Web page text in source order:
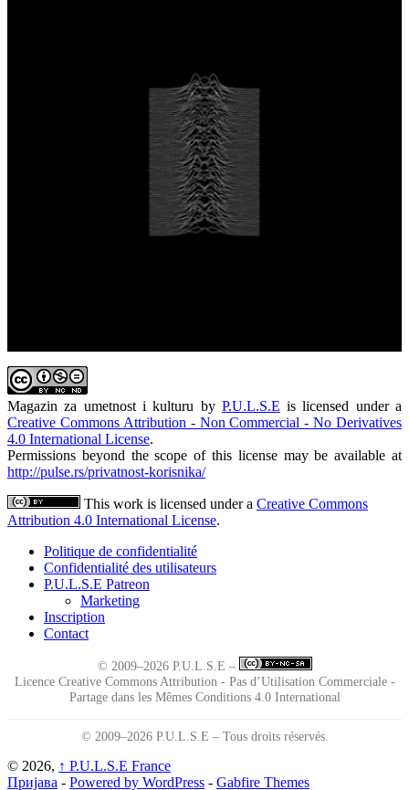
Magazin za umetnost i kulturu by P.U.L.S.E is licensed under a
Creative Commons Attribution - Non Commercial - No Derivatives
4.0 International License.
Permissions beyond the scope of this license may be available at
http://pulse.rs/privatnost-korisnika/
This work is licensed under a Creative Commons
Attribution 4.0 International License.
Politique de confidentialité
Confidentialité des utilisateurs
P.U.L.S.E Patreon
Marketing
Inscription
Contact
© 2009–2026 P.U.L.S.E –
Licence Creative Commons Attribution - Pas d’Utilisation Commerciale -
Partage dans les Mêmes Conditions 4.0 International
© 2009–2026 P.U.L.S.E – Tous droits réservés.
© 2026, ↑ P.U.L.S.E France
Пријава - Powered by WordPress - Gabfire Themes